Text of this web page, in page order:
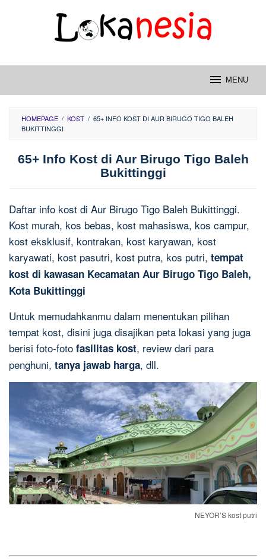
MENU
HOMEPAGE / KOST / 65+ INFO KOST DI AUR BIRUGO TIGO BALEH
BUKITTINGGI
65+ Info Kost di Aur Birugo Tigo Baleh
Bukittinggi
Daftar info kost di Aur Birugo Tigo Baleh Bukittinggi.
Kost murah, kos bebas, kost mahasiswa, kos campur,
kost eksklusif, kontrakan, kost karyawan, kost
karyawati, kost pasutri, kost putra, kos putri, tempat
kost di kawasan Kecamatan Aur Birugo Tigo Baleh,
Kota Bukittinggi
Untuk memudahkanmu dalam menentukan pilihan
tempat kost, disini juga disajikan peta lokasi yang juga
berisi foto-foto fasilitas kost, review dari para
penghuni, tanya jawab harga, dll.
NEYOR’S kost putri